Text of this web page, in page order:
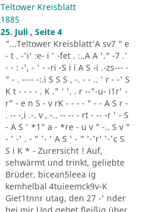
Teltower Kreisblatt
1885
25. Juli , Seite 4
"...Teltower Kreisblatt'A sv7 " e
- t . -'i' :e- i ' -fet . :..A A '." -7 .'
- - : -', - ' - -ri -S i i A S -i .-zs--- -
" - . ---- -:.i S S S , -. - - .. ' r - -' S
K t - - - - . K ." ' '. . r --"-u- i1r' -
r" - e n S - v rK - - - - " - - A S r -
. -- -,i .-. v , -.. -- -- - rt - -- -r ' - S
- A S ' *1" a - *re - u v " -.. S v "
- ' -' . - " '- ' A S ' - " '-'r' '-'c S
S i K * - Zurersicht ! Auf,
sehwärmt und trinkt, geliebte
Brüder, bicean5leea ig
kemhelbal 4tuieemck9v-K
Giet1tnnr utag, den 27 -' nder